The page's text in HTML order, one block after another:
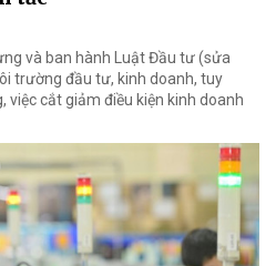
và ban hành Luật Đầu tư (sửa
trường đầu tư, kinh doanh, tuy
việc cắt giảm điều kiện kinh doanh